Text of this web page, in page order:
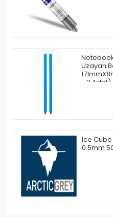
Uzayan
- 2 Adet)
Ice
0.5mm